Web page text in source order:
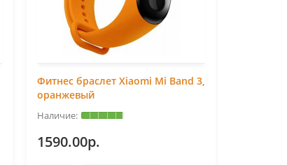
Фитнес браслет Xiaomi Mi Band 3,
оранжевый
1590.00р.